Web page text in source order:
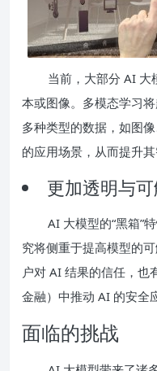
当前，大部分 AI 大
本或图像。多模态学习
多种类型的数据，如图
的应用场景，从而提升其
更加透明与
AI 大模型的“黑箱”
究将侧重于提高模型的
户对 AI 结果的信任，也
金融）中推动 AI 的安全
面临的挑战